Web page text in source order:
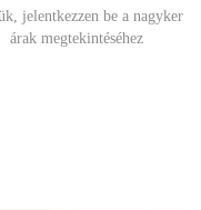
jelentkezzen be a nagyker
árak megtekintéséhez